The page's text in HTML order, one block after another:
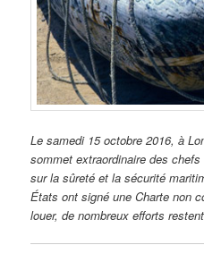
Le samedi 15 octobre 2016, à
sommet extraordinaire des chefs
sur la sûreté et la sécurité
États ont signé une Charte non
louer, de nombreux efforts